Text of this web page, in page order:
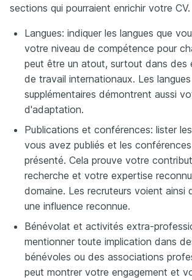
sections qui pourraient enrichir votre CV.
Langues: indiquer les langues que
votre niveau de compétence pour
peut être un atout, surtout dans des
de travail internationaux. Les langues
supplémentaires démontrent aussi
d'adaptation.
Publications et conférences: lister
vous avez publiés et les
présenté. Cela prouve votre
recherche et votre expertise
domaine. Les recruteurs voient ainsi
une influence reconnue.
Bénévolat et activités extra-
mentionner toute implication dans
bénévoles ou des associations
peut montrer votre engagement et